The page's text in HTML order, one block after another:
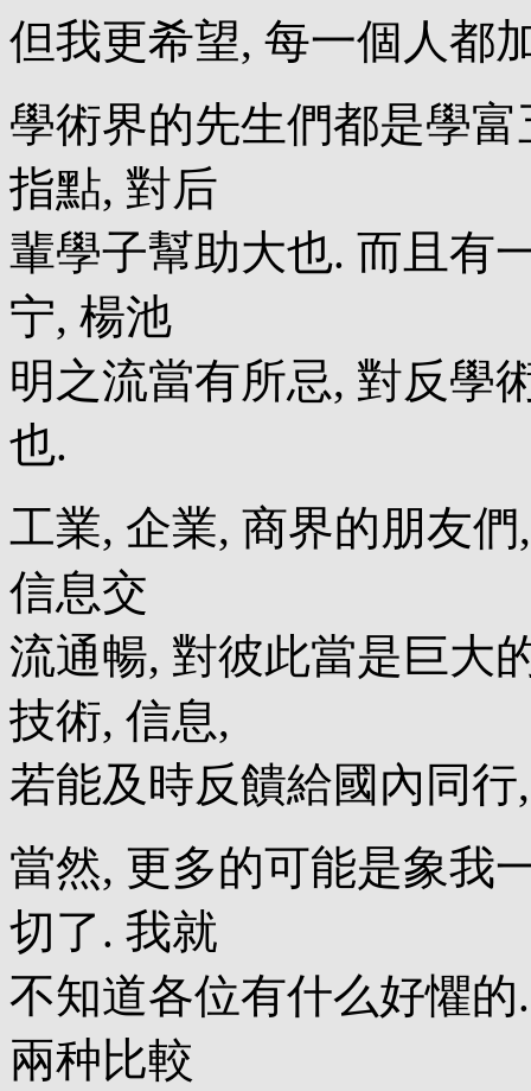
但我更希望, 每一個人都
學術界的先生們都是學
指點, 對后
輩學子幫助大也. 而且有
宁, 楊池
明之流當有所忌, 對反學
也.
工業, 企業, 商界的朋友
信息交
流通暢, 對彼此當是巨大
技術, 信息,
若能及時反饋給國內同
當然, 更多的可能是象我
切了. 我就
不知道各位有什么好懼
兩种比較